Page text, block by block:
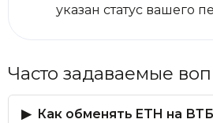
указан статус вашего
Часто задаваемые
Как обменять ETH на